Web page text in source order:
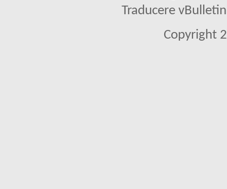
Traducere
Copyright